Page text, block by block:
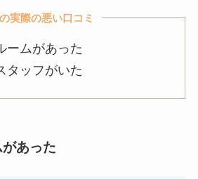
実際の悪い口コミ
ームがあった
タッフがいた
あった